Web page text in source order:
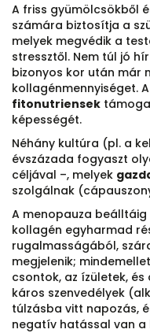
A friss gyümölcsökből
számára biztosítja a
melyek megvédik a
stressztől. Nem túl jó
bizonyos kor után már
kollagénmennyiséget.
fitonutriensek
képességét.
Néhány kultúra (pl. a
évszázada fogyaszt
céljával –, melyek
szolgálnak
A menopauza beálltáig
kollagén egyharmad
rugalmasságából,
megjelenik;
csontok, az ízületek,
káros szenvedélyek
túlzásba vitt napozás,
negatív hatással van